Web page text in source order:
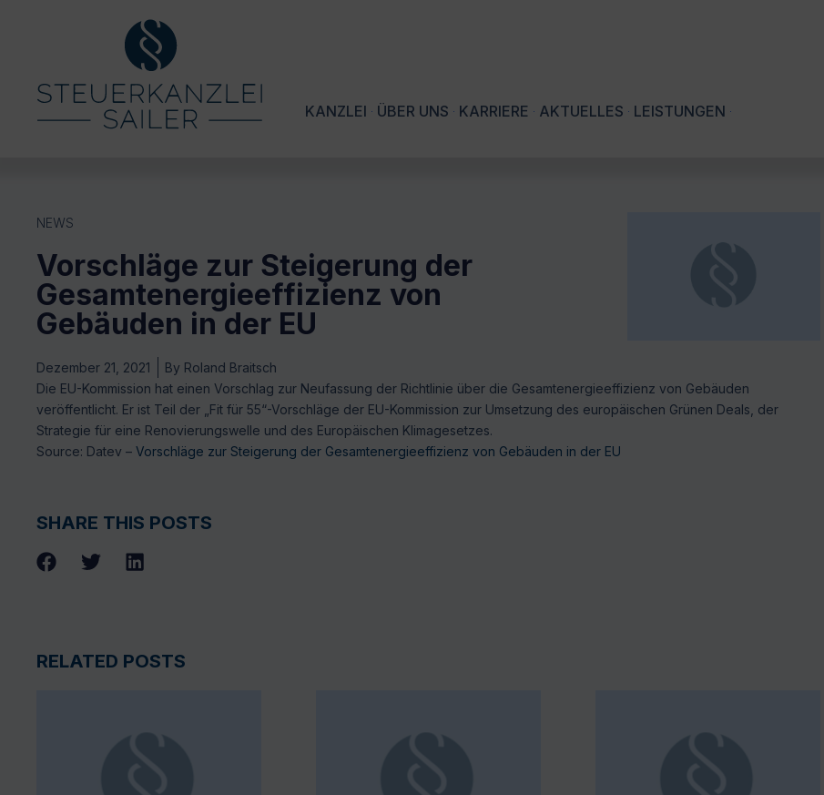
KANZLEI ÜBER UNS KARRIERE AKTUELLES LEISTUNGEN
NEWS
Vorschläge zur Steigerung der
Gesamtenergieeffizienz von
Gebäuden in der EU
Dezember 21, 2021 By Roland Braitsch
Die EU-Kommission hat einen Vorschlag zur Neufassung der Richtlinie über die Gesamtenergieeffizienz von Gebäuden
veröffentlicht. Er ist Teil der „Fit für 55“-Vorschläge der EU-Kommission zur Umsetzung des europäischen Grünen Deals, der
Strategie für eine Renovierungswelle und des Europäischen Klimagesetzes.
Source: Datev – Vorschläge zur Steigerung der Gesamtenergieeffizienz von Gebäuden in der EU
SHARE THIS POSTS
RELATED POSTS